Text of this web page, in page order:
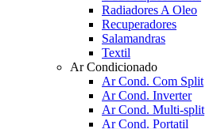
Radiadores A Oleo
Recuperadores
Salamandras
Textil
Ar Condicionado
Ar Cond. Com Split
Ar Cond. Inverter
Ar Cond. Multi-split
Ar Cond. Portatil